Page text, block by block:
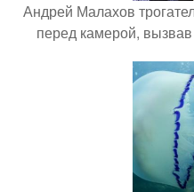
Андрей Малахов
перед камерой,